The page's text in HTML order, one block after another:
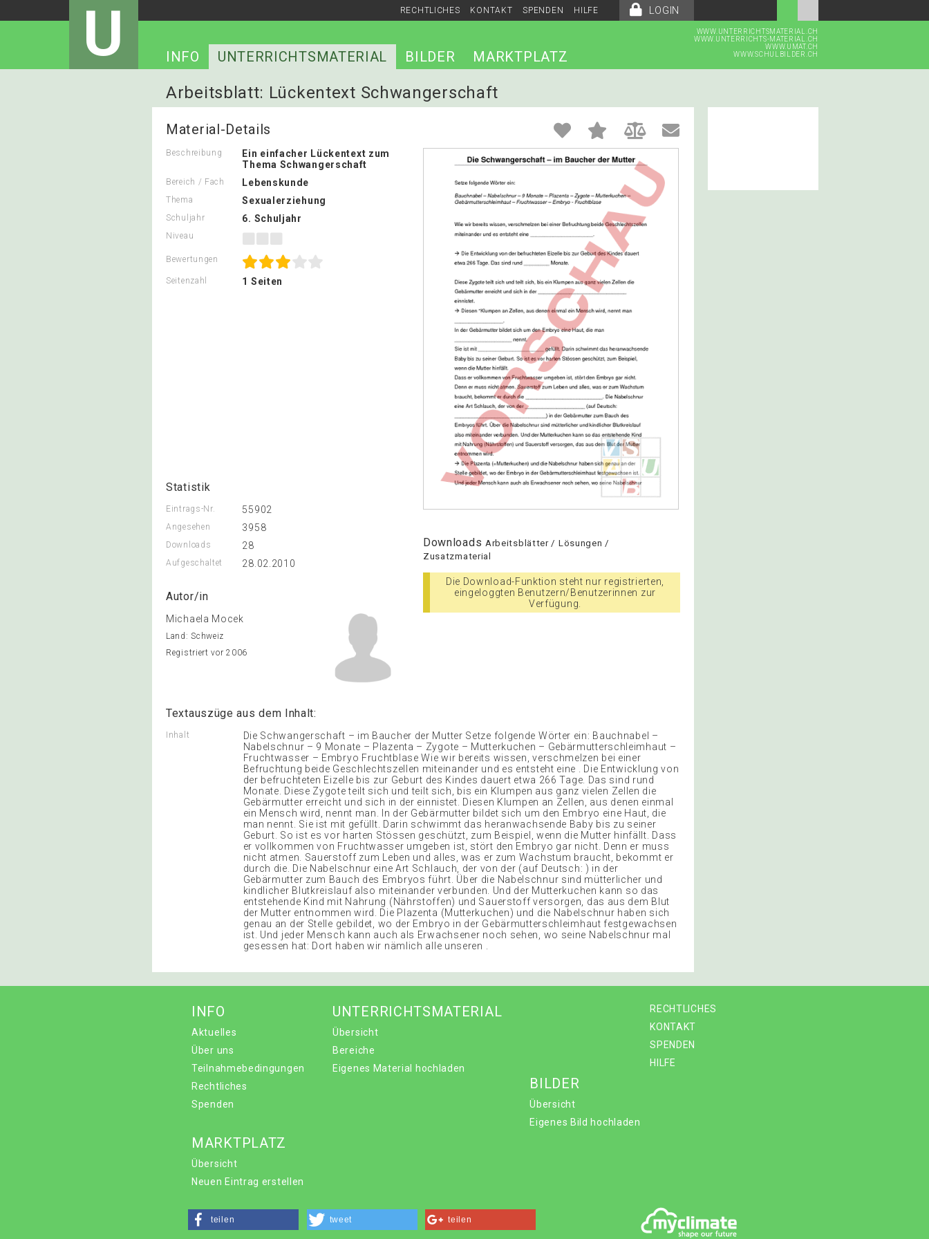
LOGIN
RECHTLICHES KONTAKT SPENDEN HILFE
U
WWW.UNTERRICHTSMATERIAL.CH
WWW.UNTERRICHTS-MATERIAL.CH
WWW.UMAT.CH
WWW.SCHULBILDER.CH
INFO UNTERRICHTSMATERIAL BILDER MARKTPLATZ
Arbeitsblatt: Lückentext Schwangerschaft
Material-Details
Beschreibung
Ein einfacher Lückentext zum
Thema Schwangerschaft
Bereich / Fach Lebenskunde
Thema Sexualerziehung
Schuljahr 6. Schuljahr
Niveau
Bewertungen
Seitenzahl 1 Seiten
Statistik
Eintrags-Nr. 55902
Angesehen 3958
Downloads 28
Aufgeschaltet 28.02.2010
Autor/in
Michaela Mocek
Land: Schweiz
Registriert vor 2006
Downloads Arbeitsblätter / Lösungen /
Zusatzmaterial
Die Download-Funktion steht nur registrierten,
eingeloggten Benutzern/Benutzerinnen zur
Verfügung.
Textauszüge aus dem Inhalt:
Inhalt
Die Schwangerschaft – im Baucher der Mutter Setze folgende Wörter ein: Bauchnabel –
Nabelschnur – 9 Monate – Plazenta – Zygote – Mutterkuchen – Gebärmutterschleimhaut –
Fruchtwasser – Embryo Fruchtblase Wie wir bereits wissen, verschmelzen bei einer
Befruchtung beide Geschlechtszellen miteinander und es entsteht eine . Die Entwicklung von
der befruchteten Eizelle bis zur Geburt des Kindes dauert etwa 266 Tage. Das sind rund
Monate. Diese Zygote teilt sich und teilt sich, bis ein Klumpen aus ganz vielen Zellen die
Gebärmutter erreicht und sich in der einnistet. Diesen Klumpen an Zellen, aus denen einmal
ein Mensch wird, nennt man. In der Gebärmutter bildet sich um den Embryo eine Haut, die
man nennt. Sie ist mit gefüllt. Darin schwimmt das heranwachsende Baby bis zu seiner
Geburt. So ist es vor harten Stössen geschützt, zum Beispiel, wenn die Mutter hinfällt. Dass
er vollkommen von Fruchtwasser umgeben ist, stört den Embryo gar nicht. Denn er muss
nicht atmen. Sauerstoff zum Leben und alles, was er zum Wachstum braucht, bekommt er
durch die. Die Nabelschnur eine Art Schlauch, der von der (auf Deutsch: ) in der
Gebärmutter zum Bauch des Embryos führt. Über die Nabelschnur sind mütterlicher und
kindlicher Blutkreislauf also miteinander verbunden. Und der Mutterkuchen kann so das
entstehende Kind mit Nahrung (Nährstoffen) und Sauerstoff versorgen, das aus dem Blut
der Mutter entnommen wird. Die Plazenta (Mutterkuchen) und die Nabelschnur haben sich
genau an der Stelle gebildet, wo der Embryo in der Gebärmutterschleimhaut festgewachsen
ist. Und jeder Mensch kann auch als Erwachsener noch sehen, wo seine Nabelschnur mal
gesessen hat: Dort haben wir nämlich alle unseren .
RECHTLICHES
KONTAKT
SPENDEN
HILFE
INFO
Aktuelles
Über uns
Teilnahmebedingungen
Rechtliches
Spenden
UNTERRICHTSMATERIAL
Übersicht
Bereiche
Eigenes Material hochladen
BILDER
Übersicht
Eigenes Bild hochladen
MARKTPLATZ
Übersicht
Neuen Eintrag erstellen
teilen tweet teilen